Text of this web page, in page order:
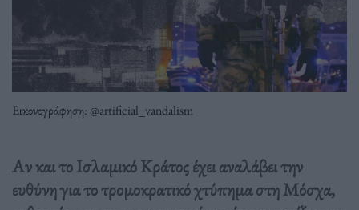
Εικονογράφηση: @artificial_vandalism
Αν και το Ισλαμικό Κράτος έχει αναλάβει την
ευθύνη για το τρομοκρατικό χτύπημα στη Μόσχα,